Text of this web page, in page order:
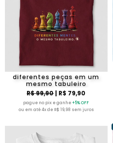
diferentes peças em um
mesmo tabuleiro
R$ 99,90| R$ 79,90
pague no pix e ganhe+5% OFF
ou em até 4x de R$ 19,98 sem juros